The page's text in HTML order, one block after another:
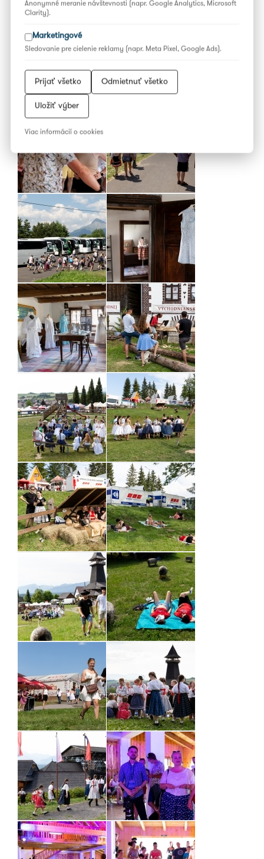
Anonymné meranie návštevnosti (napr. Google Analytics, Microsoft
Clarity).
Marketingové
Sledovanie pre cielenie reklamy (napr. Meta Pixel, Google Ads).
Prijať všetko Odmietnuť všetko
Uložiť výber
Viac informácií o cookies